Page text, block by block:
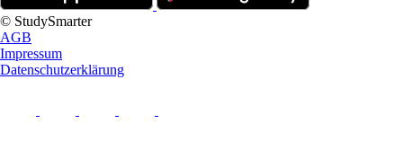
© StudySmarter
AGB
Impressum
Datenschutzerklärung